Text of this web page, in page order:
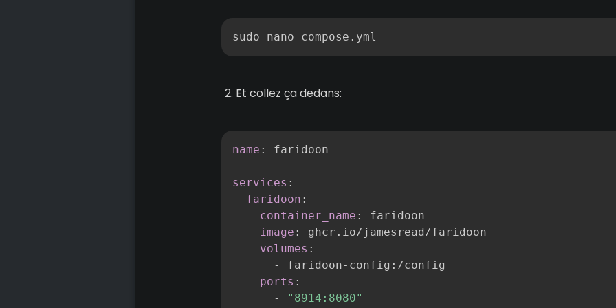
sudo nano compose.yml
Et collez ça dedans:
name : faridoon
services :
faridoon :
container_name :
faridoon
image :
ghcr.io/jamesread/faridoon
volumes :
-
faridoon- config : /config
ports :
-
"8914:8080"